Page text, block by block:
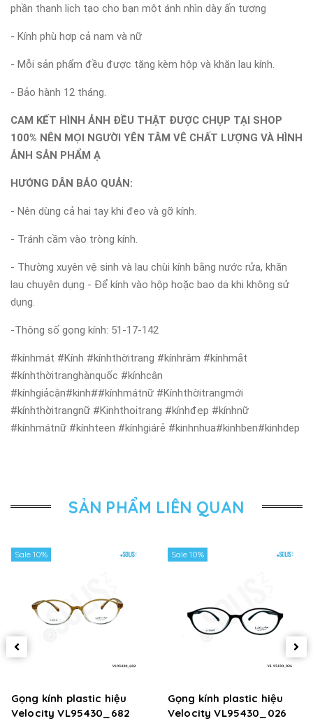
phần thanh lịch tạo cho bạn một ánh nhìn dày ấn tượng
- Kính phù hợp cả nam và nữ
- Mỗi sản phẩm đều được tặng kèm hộp và khăn lau kính.
- Bảo hành 12 tháng.
CAM KẾT HÌNH ẢNH ĐỀU THẬT ĐƯỢC CHỤP TẠI SHOP
100% NÊN MỌI NGƯỜI YÊN TÂM VÊ CHẤT LƯỢNG VÀ HÌNH
ẢNH SẢN PHẨM Ạ
HƯỚNG DẪN BẢO QUẢN:
- Nên dùng cả hai tay khi đeo và gỡ kính.
- Tránh cầm vào tròng kính.
- Thường xuyên vệ sinh và lau chùi kính bằng nước rửa, khăn
lau chuyên dụng - Để kính vào hộp hoặc bao da khi không sử
dụng.
-Thông số gọng kính: 51-17-142
#kínhmát #Kính #kínhthờitrang #kínhrâm #kínhmắt
#kínhthờitranghànquốc #kínhcận
#kínhgiảcận#kinh##kínhmátnữ #Kínhthờitrangmới
#kínhthờitrangnữ #Kinhthoitrang #kínhđẹp #kínhnữ
#kínhmátnữ #kínhteen #kínhgiárẻ #kinhnhua#kinhben#kinhdep
SẢN PHẨM LIÊN QUAN
Sale 10%
Gọng kính plastic hiệu
Velocity VL95430_682
Sale 10%
Gọng kính plastic hiệu
Velocity VL95430_026